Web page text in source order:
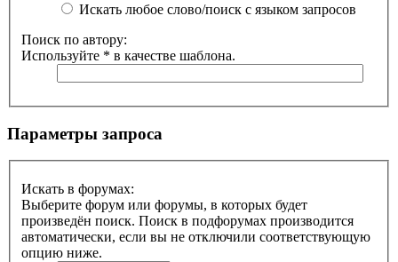
Искать любое слово/поиск с языком запросов
Поиск по автору:
Используйте * в качестве шаблона.
Параметры запроса
Искать в форумах:
Выберите форум или форумы, в которых будет
произведён поиск. Поиск в подфорумах производится
автоматически, если вы не отключили соответствующую
опцию ниже.